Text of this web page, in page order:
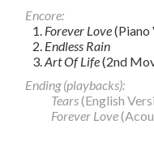
Encore:
Forever Love(Piano
Endless Rain
Art Of Life(2nd
Ending (playbacks):
Tears(English
Forever Love